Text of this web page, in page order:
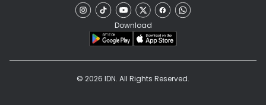
Download
© 2026 IDN. All Rights Reserved.